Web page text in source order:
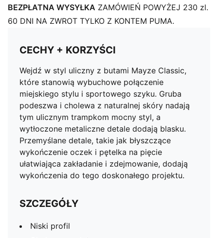
BEZPŁATNA WYSYŁKA ZAMÓWIEŃ POWYŻEJ 230 zl.
60 DNI NA ZWROT TYLKO Z KONTEM PUMA.
CECHY + KORZYŚCI
Wejdź w styl uliczny z butami Mayze Classic,
które stanowią wybuchowe połączenie
miejskiego stylu i sportowego szyku. Gruba
podeszwa i cholewa z naturalnej skóry nadają
tym ulicznym trampkom mocny styl, a
wytłoczone metaliczne detale dodają blasku.
Przemyślane detale, takie jak błyszczące
wykończenie oczek i pętelka na pięcie
ułatwiająca zakładanie i zdejmowanie, dodają
wykończenia do tego doskonałego projektu.
SZCZEGÓŁY
Niski profil